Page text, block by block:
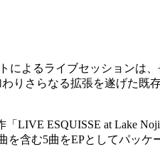
によるライブセッションは
りさらなる拡張を遂げた既
LIVE ESQUISSE at Lake
含む5曲をEPとしてパッケ